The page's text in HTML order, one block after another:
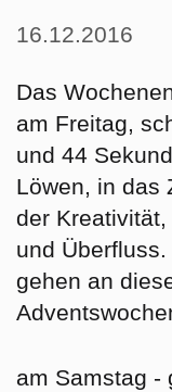
16.12.2016
Das
am Freitag ,
und 44
Löwen , in
der
und
gehen an
am Samstag -